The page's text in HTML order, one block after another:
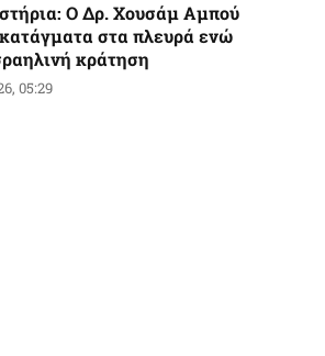
Ο Δρ. Χουσάμ Αμπού
στα πλευρά ενώ
κράτηση
05:29